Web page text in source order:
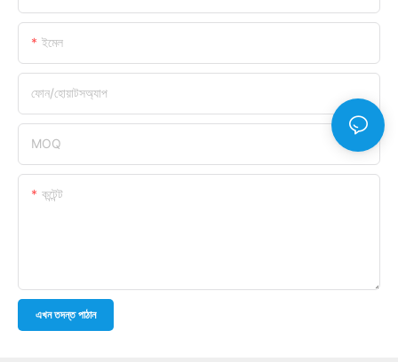
ইমেল
ফোন/হোয়াটসঅ্যাপ
MOQ
কন্টেন্ট
এখন তদন্ত পাঠান